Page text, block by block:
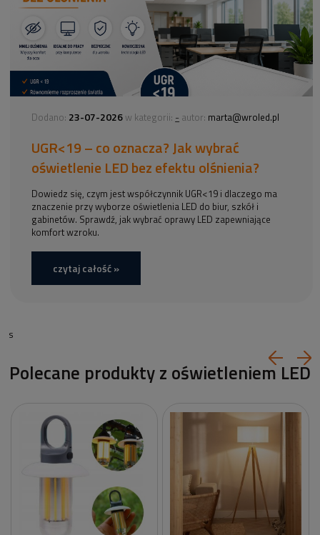
Dodano: 23-07-2026 w kategorii: - autor: marta@wroled.pl
UGR<19 – co oznacza? Jak wybrać
oświetlenie LED bez efektu olśnienia?
Dowiedz się, czym jest współczynnik UGR<19 i dlaczego ma
znaczenie przy wyborze oświetlenia LED do biur, szkół i
gabinetów. Sprawdź, jak wybrać oprawy LED zapewniające
komfort wzroku.
czytaj całość »
s
Polecane produkty z oświetleniem LED